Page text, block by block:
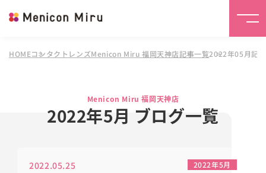
HOMEコンタクトレンズMenicon Miru 福岡天神店記事一覧2022年05月記
Menicon Miru 福岡天神店
2022年5月 ブログ一覧
2022.05.25 2022年5月